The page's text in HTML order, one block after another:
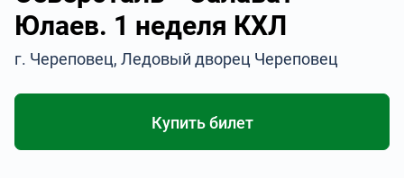
Юлаев. 1 неделя КХЛ
г. Череповец, Ледовый дворец Череповец
Купить билет